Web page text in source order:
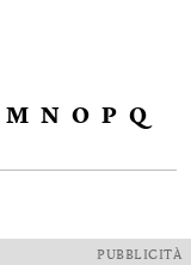
M N O P Q
PUBBLICITÀ